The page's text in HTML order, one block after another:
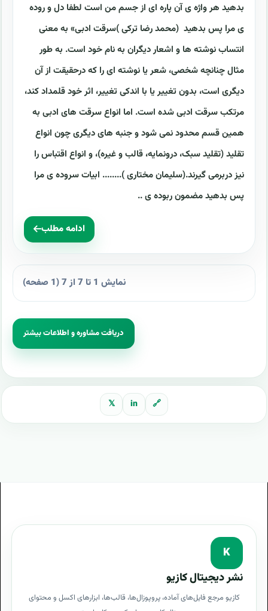
بدهید هر واژه ی آن پاره ای از جسم من است لطفا دل و روده
ی مرا پس بدهید (محمد رضا ترکی )سرقت ادبی» به معنی
انتساب نوشته ها و اشعار دیگران به نام خود است. به طور
مثال چنانچه شخصی، شعر یا نوشته ای را که درحقیقت از آن
دیگری است، بدون تغییر یا با اندکی تغییر، اثر خود قلمداد کند،
مرتکب سرقت ادبی شده است. اما انواع سرقت های ادبی به
همین قسم محدود نمی شود و جنبه های دیگری چون انواع
تقلید (تقلید سبک، درونمایه، قالب و غیره)، و انواع اقتباس را
نیز دربرمی گیرند.(سلیمان مختاری )........ ابیات سروده ی مرا
پس بدهید مضمون ربوده ی ..
ادامه مطلب
نمایش 1 تا 7 از 7 (1 صفحه)
دریافت مشاوره و اطلاعات بیشتر
🔗
in
𝕏
K
نشر دیجیتال کازیو
کازیو مرجع فایل‌های آماده، پروپوزال‌ها، قالب‌ها، ابزارهای اکسل و محتوای